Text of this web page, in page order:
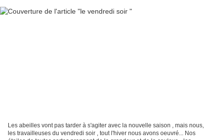
Les abeilles vont pas tarder à s'agiter avec la nouvelle saison , mais nous,
les travailleuses du vendredi soir , tout l'hiver nous avons oeuvré... Nos